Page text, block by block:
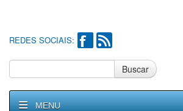
REDES SOCIAIS:
Buscar
MENU